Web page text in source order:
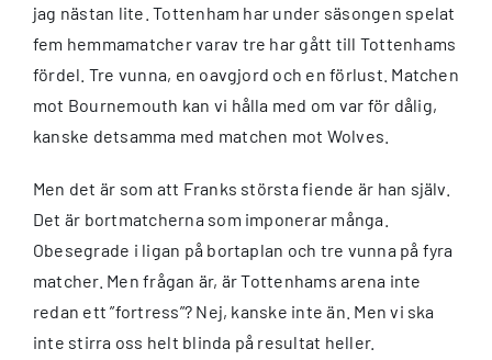
jag nästan lite. Tottenham har under säsongen spelat
fem hemmamatcher varav tre har gått till Tottenhams
fördel. Tre vunna, en oavgjord och en förlust. Matchen
mot Bournemouth kan vi hålla med om var för dålig,
kanske detsamma med matchen mot Wolves.
Men det är som att Franks största fiende är han själv.
Det är bortmatcherna som imponerar många.
Obesegrade i ligan på bortaplan och tre vunna på fyra
matcher. Men frågan är, är Tottenhams arena inte
redan ett ”fortress”? Nej, kanske inte än. Men vi ska
inte stirra oss helt blinda på resultat heller.